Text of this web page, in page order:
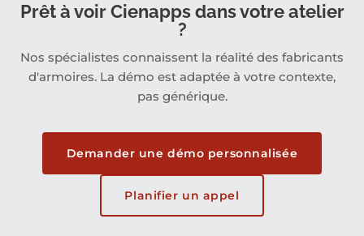
Prêt à voir Cienapps dans votre atelier
?
Nos spécialistes connaissent la réalité des fabricants
d'armoires. La démo est adaptée à votre contexte,
pas générique.
Demander une démo personnalisée
Planifier un appel